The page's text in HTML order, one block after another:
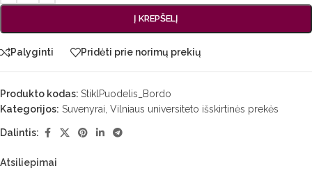
Į KREPŠELĮ
Palyginti Pridėti prie norimų prekių
Produkto kodas: StiklPuodelis_Bordo
Kategorijos: Suvenyrai Vilniaus universiteto išskirtinės prekės
Dalintis:
Atsiliepimai